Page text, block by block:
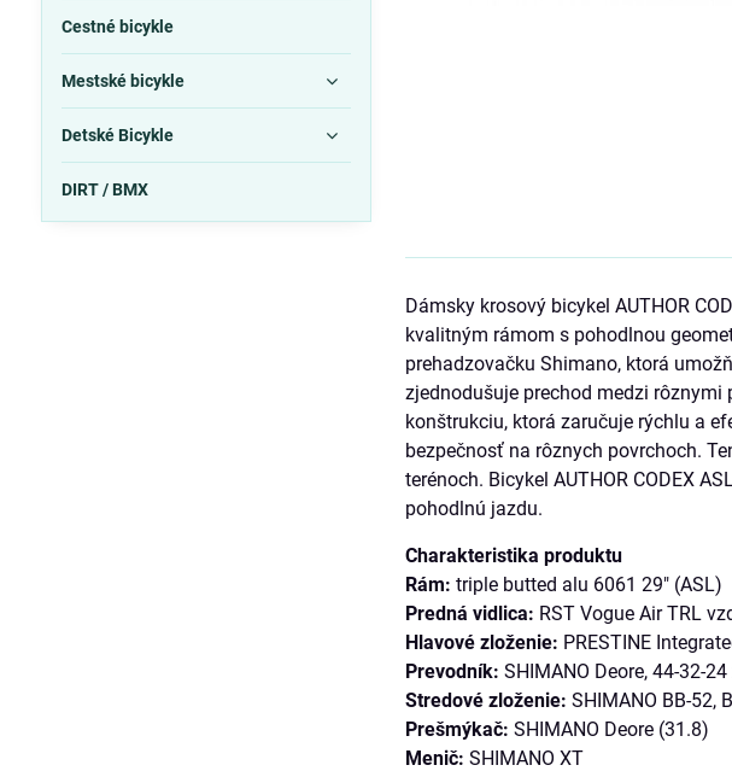
Dámsky krosový bicykel AUTHOR
kvalitným rámom s pohodlnou
prehadzovačku Shimano, ktorá
zjednodušuje prechod medzi rôznymi
konštrukciu, ktorá zaručuje rýchlu a
bezpečnosť na rôznych povrchoch.
terénoch. Bicykel AUTHOR CODEX
pohodlnú jazdu.
Charakteristika produktu
Rám: triple butted alu 6061 29" (ASL)
Predná vidlica: RST Vogue Air TRL
Hlavové zloženie: PRESTINE
Prevodník: SHIMANO Deore, 44-32-
Stredové zloženie: SHIMANO BB-52,
Prešmýkač: SHIMANO Deore (31.8)
Menič: SHIMANO XT
Cestné bicykle
Mestské bicykle
Detské Bicykle
DIRT / BMX